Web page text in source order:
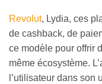
Revolut, Lydia, ces
de cashback, de
ce modèle pour offrir
même écosystème.
l’utilisateur dans